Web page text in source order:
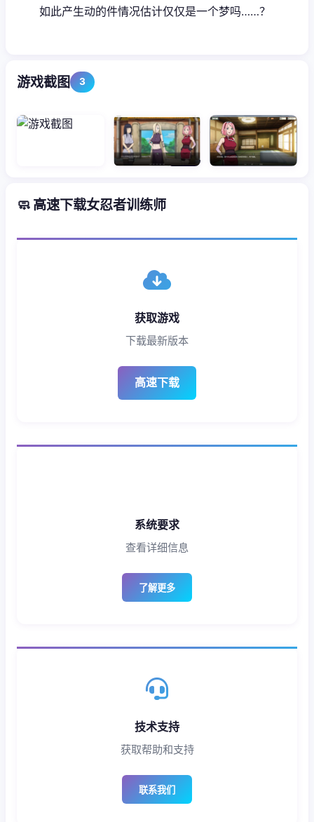
如此产生动的件情况估计仅仅是一个梦吗……？
游戏截图 3
🧼 高速下载女忍者训练师
获取游戏
下载最新版本
高速下载
系统要求
查看详细信息
了解更多
技术支持
获取帮助和支持
联系我们